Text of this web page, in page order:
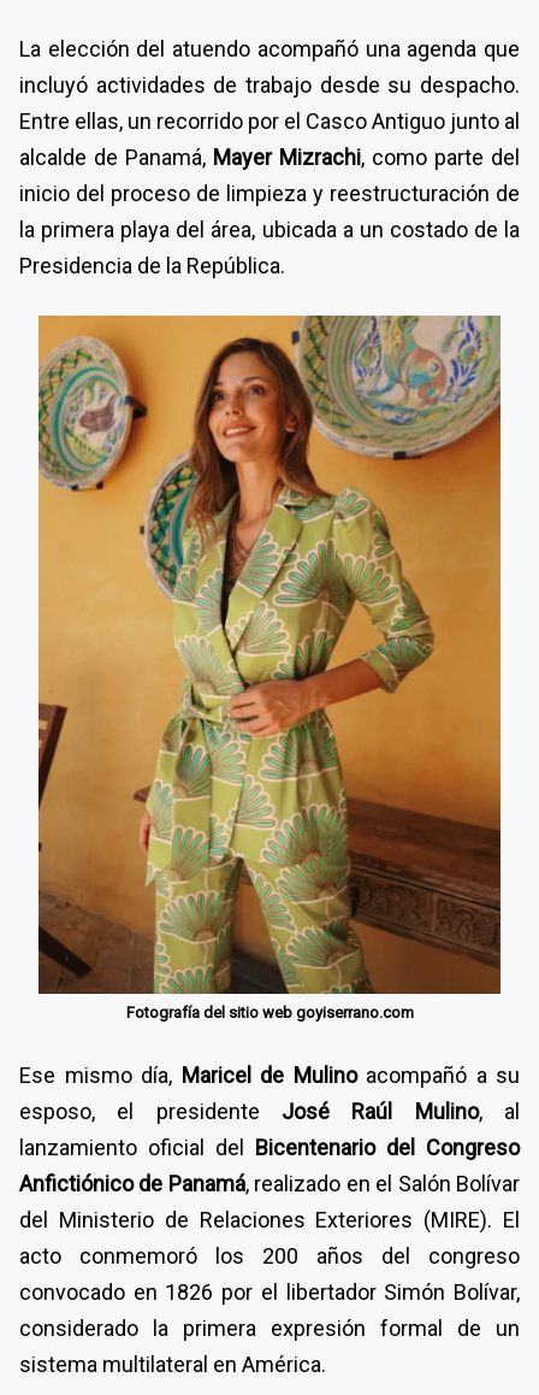
La elección del atuendo acompañó una agenda que
incluyó actividades de trabajo desde su despacho.
Entre ellas, un recorrido por el Casco Antiguo junto al
alcalde de Panamá, Mayer Mizrachi, como parte del
inicio del proceso de limpieza y reestructuración de
la primera playa del área, ubicada a un costado de la
Presidencia de la República.
Fotografía del sitio web goyiserrano.com
Ese mismo día, Maricel de Mulinoacompañó a su
esposo, el presidente José Raúl Mulino, al
lanzamiento oficial del
Bicentenario del Congreso
Anfictiónico de Panamá, realizado en el Salón Bolívar
del Ministerio de Relaciones Exteriores (MIRE). El
acto conmemoró los 200 años del congreso
convocado en 1826 por el libertador Simón Bolívar,
considerado la primera expresión formal de un
sistema multilateral en América.